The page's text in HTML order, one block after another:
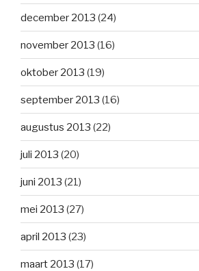
december 2013 (24)
november 2013 (16)
oktober 2013 (19)
september 2013 (16)
augustus 2013 (22)
juli 2013 (20)
juni 2013 (21)
mei 2013 (27)
april 2013 (23)
maart 2013 (17)